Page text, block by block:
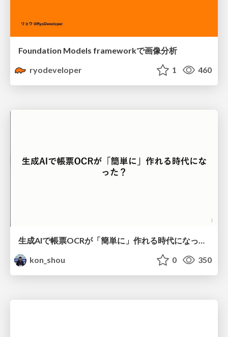
Foundation Models frameworkで画像分析
ryodeveloper
1 460
生成AIで帳票OCRが「簡単に」作れる時代になった？
kon_shou
0 350